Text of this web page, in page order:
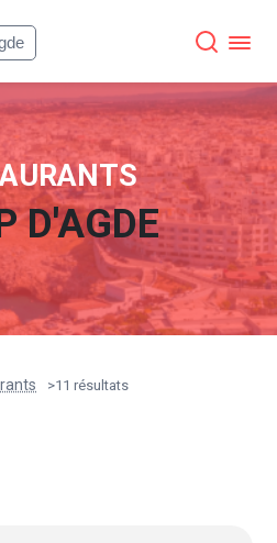
D'AGDE
>11 résultats